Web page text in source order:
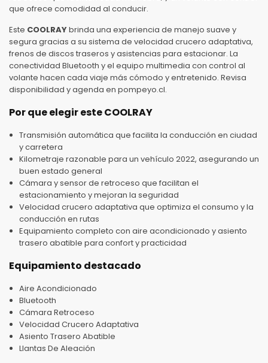
que ofrece comodidad al conducir.
Este COOLRAYbrinda una experiencia de manejo suave y
segura gracias a su sistema de velocidad crucero adaptativa,
frenos de discos traseros y asistencias para estacionar. La
conectividad Bluetooth y el equipo multimedia con control al
volante hacen cada viaje más cómodo y entretenido. Revisa
disponibilidad y agenda en pompeyo.cl.
Por que elegir este COOLRAY
Transmisión automática que facilita la conducción en ciudad
y carretera
Kilometraje razonable para un vehículo 2022, asegurando un
buen estado general
Cámara y sensor de retroceso que facilitan el
estacionamiento y mejoran la seguridad
Velocidad crucero adaptativa que optimiza el consumo y la
conducción en rutas
Equipamiento completo con aire acondicionado y asiento
trasero abatible para confort y practicidad
Equipamiento destacado
Aire Acondicionado
Bluetooth
Cámara Retroceso
Velocidad Crucero Adaptativa
Asiento Trasero Abatible
Llantas De Aleación